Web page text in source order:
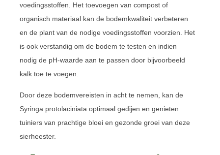
voedingsstoffen. Het toevoegen van compost of
organisch materiaal kan de bodemkwaliteit verbeteren
en de plant van de nodige voedingsstoffen voorzien. Het
is ook verstandig om de bodem te testen en indien
nodig de pH-waarde aan te passen door bijvoorbeeld
kalk toe te voegen.
Door deze bodemvereisten in acht te nemen, kan de
Syringa protolaciniata optimaal gedijen en genieten
tuiniers van prachtige bloei en gezonde groei van deze
sierheester.